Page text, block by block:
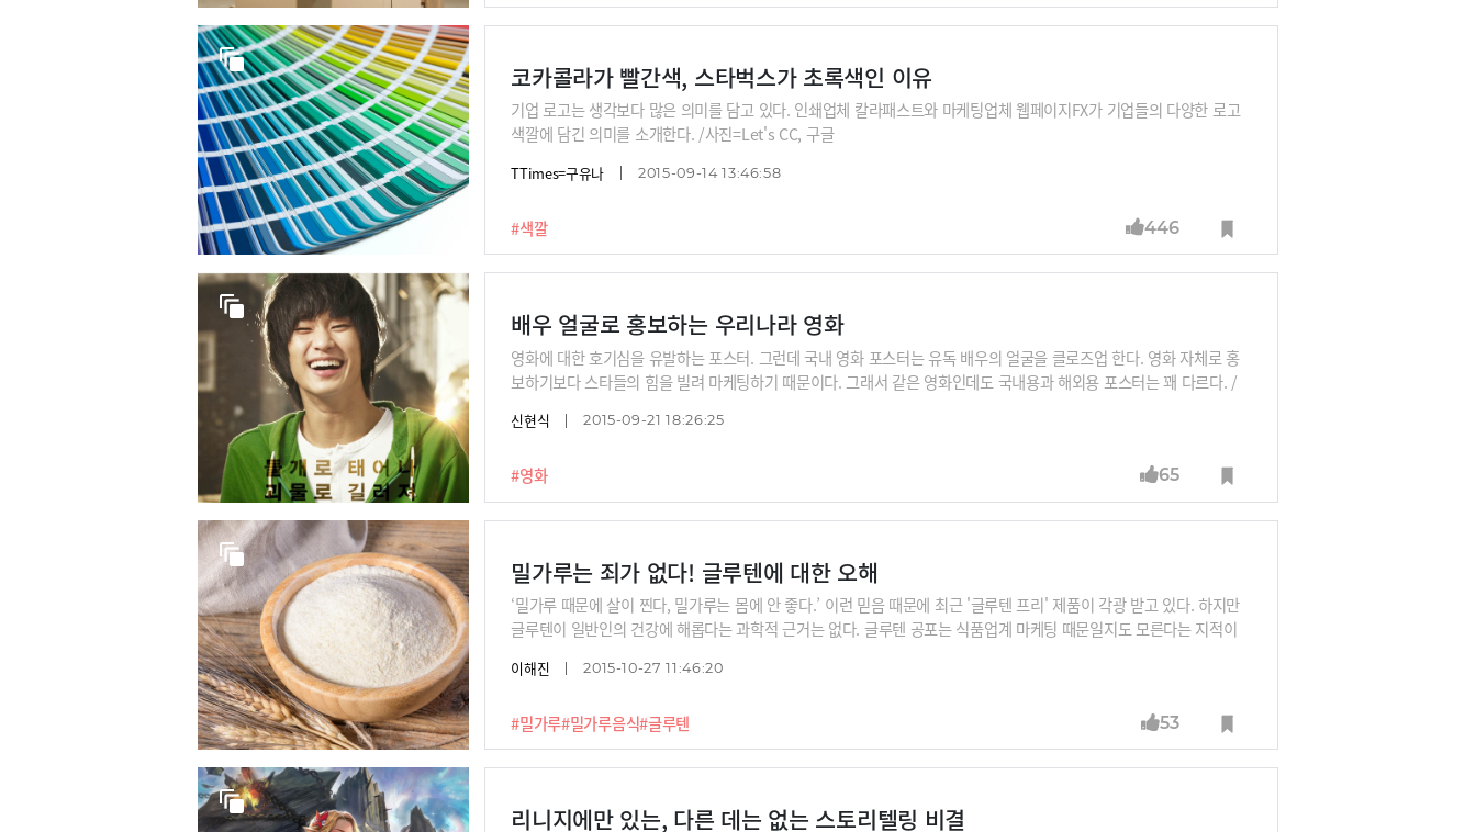
코카콜라가 빨간색, 스타벅스가 초록색인 이유
#색깔
기업 로고는 생각보다 많은 의미를 담고 있다. 인쇄업체 칼라패스트와 마케팅업체 웹페이지FX가 기업들의 다양한 로고
색깔에 담긴 의미를 소개한다. /사진=Let's CC, 구글
TTimes=구유나 2015-09-14 13:46:58
446
배우 얼굴로 홍보하는 우리나라 영화
#영화
영화에 대한 호기심을 유발하는 포스터. 그런데 국내 영화 포스터는 유독 배우의 얼굴을 클로즈업 한다. 영화 자체로 홍
보하기보다 스타들의 힘을 빌려 마케팅하기 때문이다. 그래서 같은 영화인데도 국내용과 해외용 포스터는 꽤 다르다. /
신현식 2015-09-21 18:26:25
65
밀가루는 죄가 없다! 글루텐에 대한 오해
#밀가루#밀가루음식#글루텐
‘밀가루 때문에 살이 찐다, 밀가루는 몸에 안 좋다.’ 이런 믿음 때문에 최근 '글루텐 프리' 제품이 각광 받고 있다. 하지만
글루텐이 일반인의 건강에 해롭다는 과학적 근거는 없다. 글루텐 공포는 식품업계 마케팅 때문일지도 모른다는 지적이
이해진 2015-10-27 11:46:20
53
리니지에만 있는, 다른 데는 없는 스토리텔링 비결